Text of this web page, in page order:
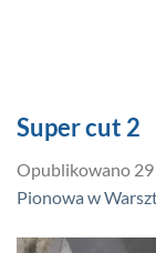
Super cut 2
Opublikowano
Pionowa w